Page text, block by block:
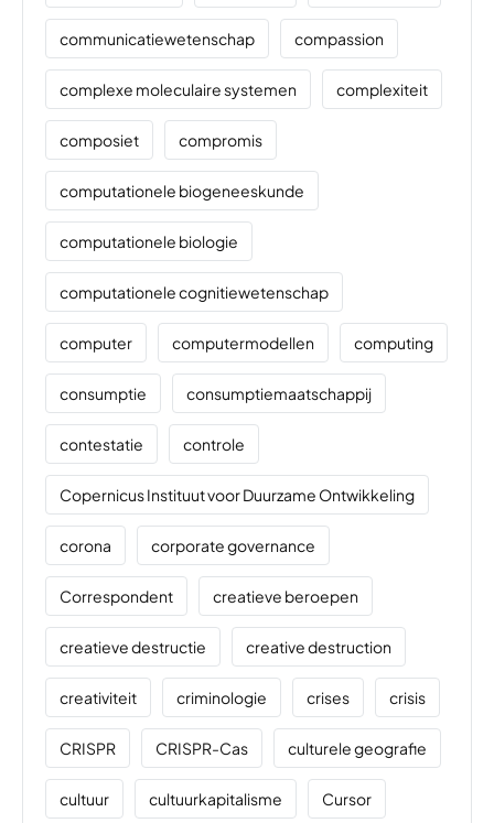
communicatiewetenschap compassion
complexe moleculaire systemen complexiteit
composiet compromis
computationele biogeneeskunde
computationele biologie
computationele cognitiewetenschap
computer computermodellen computing
consumptie consumptiemaatschappij
contestatie controle
Copernicus Instituut voor Duurzame Ontwikkeling
corona corporate governance
Correspondent creatieve beroepen
creatieve destructie creative destruction
creativiteit criminologie crises crisis
CRISPR CRISPR-Cas culturele geografie
cultuur cultuurkapitalisme Cursor